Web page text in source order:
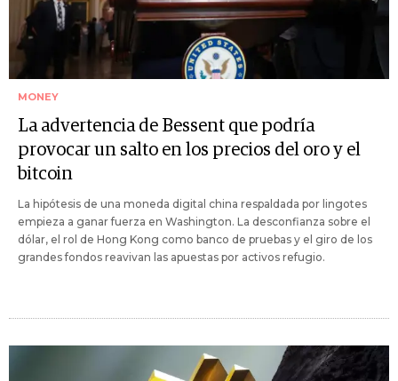
MONEY
La advertencia de Bessent que podría
provocar un salto en los precios del oro y el
bitcoin
La hipótesis de una moneda digital china respaldada por lingotes
empieza a ganar fuerza en Washington. La desconfianza sobre el
dólar, el rol de Hong Kong como banco de pruebas y el giro de los
grandes fondos reavivan las apuestas por activos refugio.